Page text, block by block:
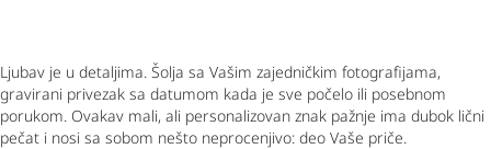
Ljubav je u detaljima. Šolja sa Vašim zajedničkim fotografijama,
gravirani privezak sa datumom kada je sve počelo ili posebnom
porukom. Ovakav mali, ali personalizovan znak pažnje ima dubok lični
pečat i nosi sa sobom nešto neprocenjivo: deo Vaše priče.